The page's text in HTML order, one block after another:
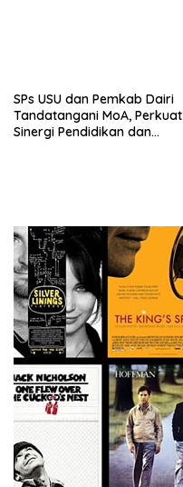
SPs USU dan Pemkab Dairi
Tandatangani MoA, Perkuat
Sinergi Pendidikan dan